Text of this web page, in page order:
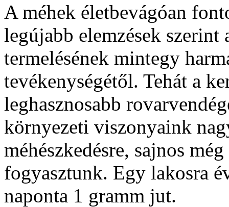
A méhek életbevágóan
legújabb elemzések szerint
termelésének mintegy
tevékenységétől. Tehát a
leghasznosabb
környezeti viszonyaink
méhészkedésre, sajnos
fogyasztunk. Egy lakosra
naponta 1 gramm jut.